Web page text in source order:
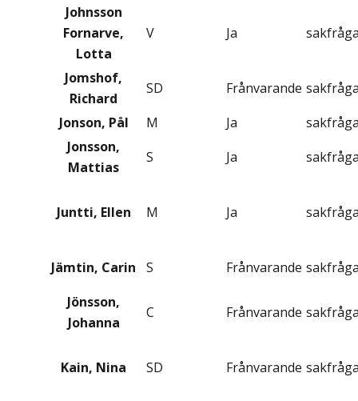
Johnsson
Fornarve,
Lotta
V Ja
Jomshof,
Richard
SD Frånvarande
Jonson, Pål
M Ja
Jonsson,
Mattias
S Ja
Juntti, Ellen M Ja
Jämtin, Carin S Frånvarande
Jönsson,
Johanna
C Frånvarande
Kain, Nina SD Frånvarande